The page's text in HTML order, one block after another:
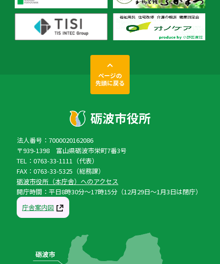
ページの
先頭に戻る
法人番号：7000020162086
〒939-1398 富山県砺波市栄町7番3号
TEL：0763-33-1111（代表）
FAX：0763-33-5325（総務課）
砺波市役所（本庁舎）へのアクセス
開庁時間：平日8時30分〜17時15分（12月29日〜1月3日は閉庁）
庁舎案内図